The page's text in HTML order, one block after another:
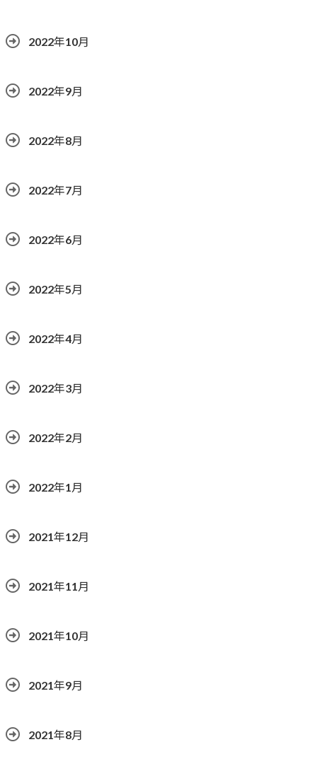
2022年10月
2022年9月
2022年8月
2022年7月
2022年6月
2022年5月
2022年4月
2022年3月
2022年2月
2022年1月
2021年12月
2021年11月
2021年10月
2021年9月
2021年8月